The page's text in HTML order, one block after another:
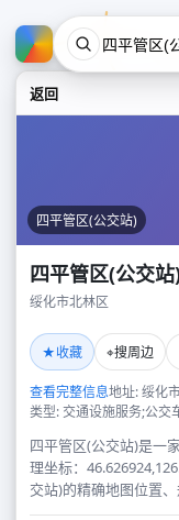
返回
四平管区(公交站)
四平管区(公交站
绥化市北林区
★收藏 ⌖搜周边
查看完整信息地址: 绥化
类型: 交通设施服务;公交
四平管区(公交站)是一
理坐标：
交站)的精确地图位置